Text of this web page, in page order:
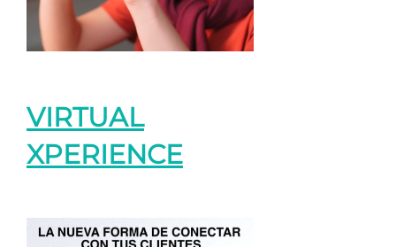
VIRTUAL
XPERIENCE